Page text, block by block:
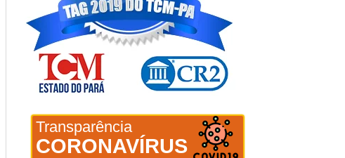
Transparência
CORONAVÍRUS